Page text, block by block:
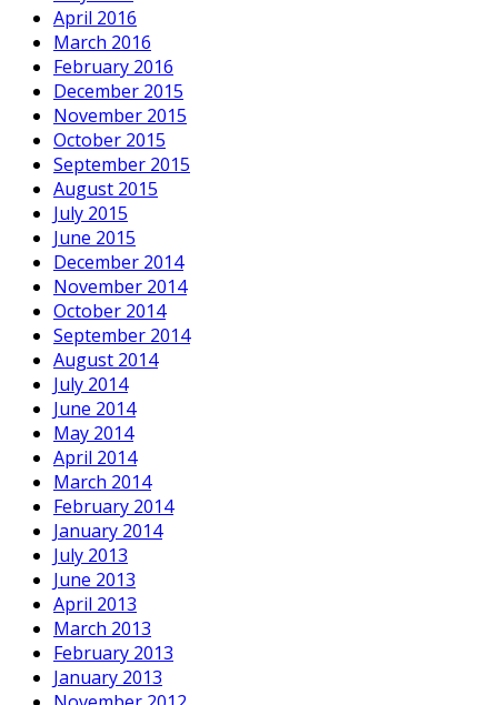
April 2016
March 2016
February 2016
December 2015
November 2015
October 2015
September 2015
August 2015
July 2015
June 2015
December 2014
November 2014
October 2014
September 2014
August 2014
July 2014
June 2014
May 2014
April 2014
March 2014
February 2014
January 2014
July 2013
June 2013
April 2013
March 2013
February 2013
January 2013